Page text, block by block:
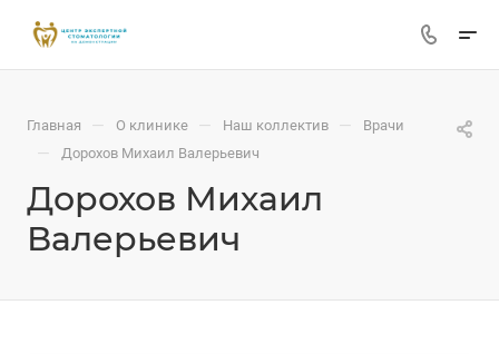
Главная — О клинике — Наш коллектив — Врачи
— Дорохов Михаил Валерьевич
Дорохов Михаил
Валерьевич